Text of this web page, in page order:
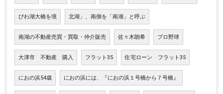
びわ湖大橋を境 北湖」、南側を「南湖」と呼ぶ
南湖の不動産売買・買取・仲介販売 佐々木朗希 プロ野球
大津市 不動産 購入 フラット35 住宅ローン フラット35
におの浜54歳 におの浜には、『におの浜１号橋から７号橋』